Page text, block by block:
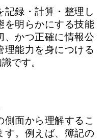
記録・計算・整理し
を明らかにする技能
、かつ正確に情報公
理能力を身につける
です。
面から理解するこ
す。例えば、簿記の